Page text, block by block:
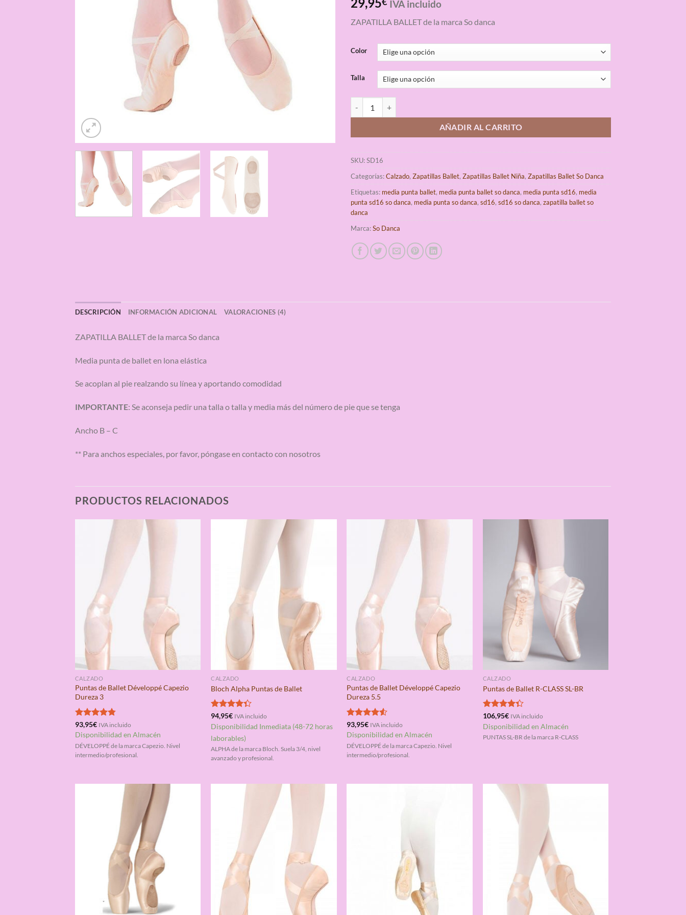
con4.75
base a
IVA incluido
ZAPATILLA BALLET de la marca So danca
Color
Talla
AÑADIR AL CARRITO
SKU:SD16
Categorías:Calzado, Zapatillas Ballet, Zapatillas Ballet Niña, Zapatillas Ballet So Danca
Etiquetas: media punta ballet, media punta ballet so danca, media punta sd16, media
punta sd16 so danca, media punta so danca, sd16, sd16 so danca, zapatilla ballet so
danca
Marca:So Danca
DESCRIPCIÓN INFORMACIÓN ADICIONAL VALORACIONES (4)
ZAPATILLA BALLET de la marca So danca
Media punta de ballet en lona elástica
Se acoplan al pie realzando su línea y aportando comodidad
IMPORTANTE: Se aconseja pedir una talla o talla y media más del número de pie que se tenga
Ancho B – C
** Para anchos especiales, por favor, póngase en contacto con nosotros
PRODUCTOS RELACIONADOS
CALZADO
Puntas de Ballet Développé Capezio
Dureza 3
Valorado
con 4.75
de 5
93,95€ IVA incluido
Disponibilidad en Almacén
DÉVELOPPÉ de la marca Capezio. Nivel
intermedio/profesional.
CALZADO
Bloch Alpha Puntas de Ballet
Valorado
con4.33
de 5
94,95€ IVA incluido
Disponibilidad Inmediata (48-72 horas
laborables)
ALPHA de la marca Bloch. Suela 3/4, nivel
avanzado y profesional.
CALZADO
Puntas de Ballet Développé Capezio
Dureza 5.5
Valorado
con4.50
de 5
93,95€ IVA incluido
Disponibilidad en Almacén
DÉVELOPPÉ de la marca Capezio. Nivel
intermedio/profesional.
CALZADO
Puntas de Ballet R-CLASS SL-BR
Valorado
con 4.33
de 5
106,95€ IVA incluido
Disponibilidad en Almacén
PUNTAS SL-BR de la marca R-CLASS